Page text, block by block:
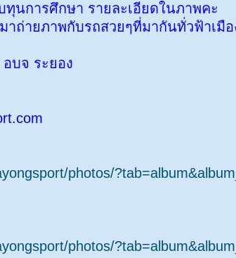
นการศึกษา รายละเอียดในภาพคะ
ถ่ายภาพกับรถสวยๆที่มากันทั่วฟ้าเมือ
บจ ระยอง
photos/
photos/